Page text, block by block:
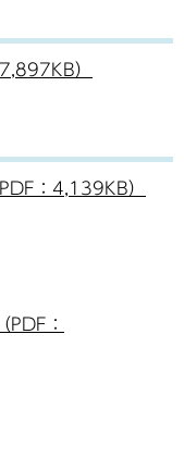
）
：4,139KB）
：